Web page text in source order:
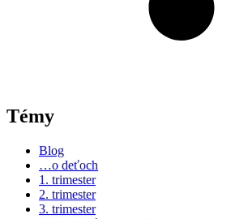
Témy
Blog
…o deťoch
1. trimester
2. trimester
3. trimester